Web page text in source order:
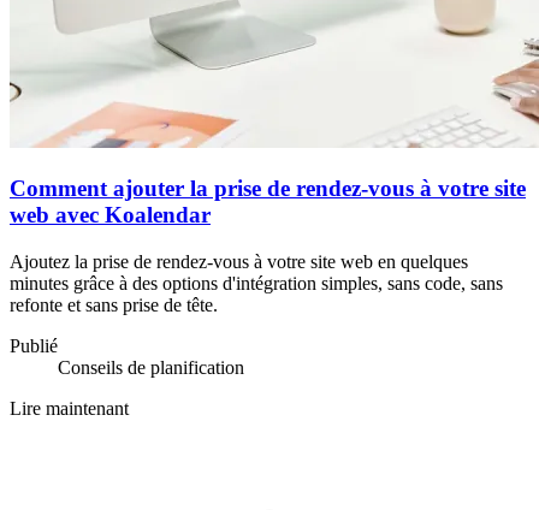
Comment ajouter la prise de rendez-vous à votre site
web avec Koalendar
Ajoutez la prise de rendez-vous à votre site web en quelques
minutes grâce à des options d'intégration simples, sans code, sans
refonte et sans prise de tête.
Publié
Conseils de planification
Lire maintenant